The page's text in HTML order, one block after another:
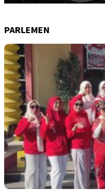
PARLEMEN